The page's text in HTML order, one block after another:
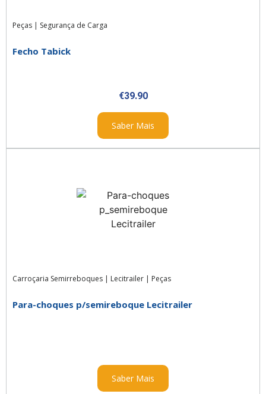
Peças | Segurança de Carga
Fecho Tabick
€39.90
Saber Mais
Carroçaria Semirreboques | Lecitrailer | Peças
Para-choques p/semireboque Lecitrailer
Saber Mais